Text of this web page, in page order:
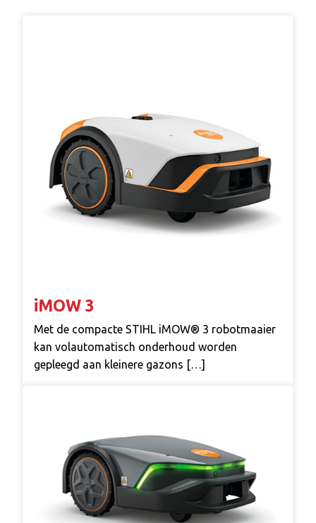
iMOW 3
Met de compacte STIHL iMOW® 3 robotmaaier
kan volautomatisch onderhoud worden
gepleegd aan kleinere gazons […]